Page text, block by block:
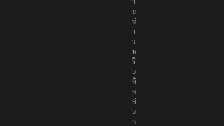
ย
ข่
า
ว
ห
รื
อ
ติ
ด
ต่
อ
ก